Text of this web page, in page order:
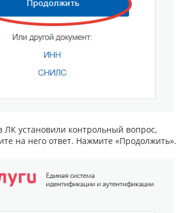
ЛК установили контрольный вопрос,
на него ответ. Нажмите «Продолжить».